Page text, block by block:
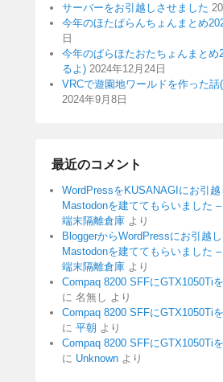
サーバーをお引越しさせました
今年のほたぱらんちょんまとめ
日
今年のぱらほたおたちょんまとめ
るよ) 2024年12月24日
VRCで遊園地ワールドを作った話
2024年9月8日
最近のコメント
WordPressをKUSANAGIにお引越
Mastodonを建ててもらいました
端末隔離倉庫 より
BloggerからWordPressにお引越
Mastodonを建ててもらいました
端末隔離倉庫 より
Compaq 8200 SFFにGTX1050Ti
に 名無し より
Compaq 8200 SFFにGTX1050Ti
に 平朝 より
Compaq 8200 SFFにGTX1050Ti
に Unknown より